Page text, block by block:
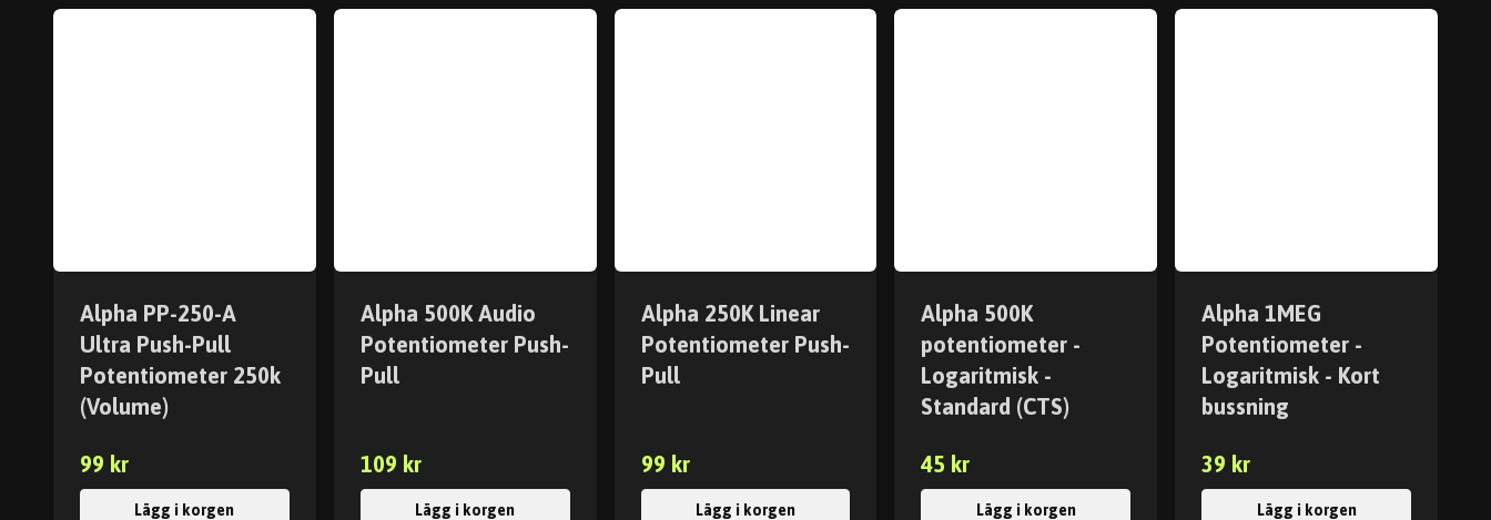
Alpha PP-250-A
Ultra Push-Pull
Potentiometer 250k
(Volume)
99 kr
Lägg i korgen
Alpha 500K Audio
Potentiometer Push-
Pull
109 kr
Lägg i korgen
Alpha 250K Linear
Potentiometer Push-
Pull
99 kr
Lägg i korgen
Alpha 500K
potentiometer -
Logaritmisk -
Standard (CTS)
45 kr
Lägg i korgen
Alpha 1MEG
Potentiometer -
Logaritmisk - Kort
bussning
39 kr
Lägg i korgen